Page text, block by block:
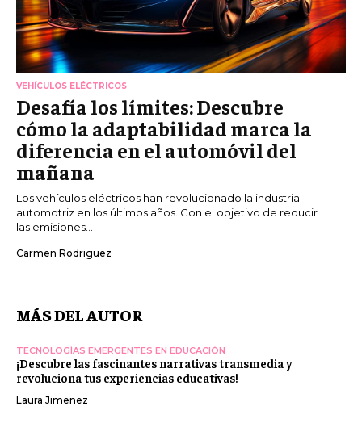
VEHÍCULOS ELÉCTRICOS
Desafía los límites: Descubre
cómo la adaptabilidad marca la
diferencia en el automóvil del
mañana
Los vehículos eléctricos han revolucionado la industria
automotriz en los últimos años. Con el objetivo de reducir
las emisiones...
Carmen Rodriguez
MÁS DEL AUTOR
TECNOLOGÍAS EMERGENTES EN EDUCACIÓN
¡Descubre las fascinantes narrativas transmedia y
revoluciona tus experiencias educativas!
Laura Jimenez